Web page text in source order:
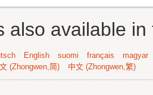
also available
English suomi français
magyar
(Zhongwen,简) 中文 (Zhongwen,繁)